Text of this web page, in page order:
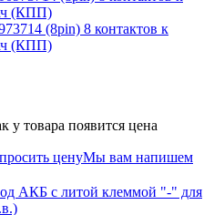
(8pin) 8 контактов к
(КПП)
товара появится цена
ценуМы вам напишем